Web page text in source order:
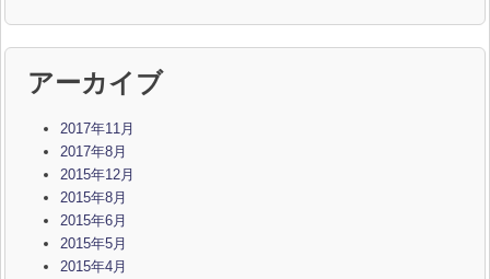
アーカイブ
2017年11月
2017年8月
2015年12月
2015年8月
2015年6月
2015年5月
2015年4月